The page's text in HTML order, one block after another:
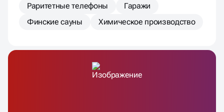
Раритетные телефоны
Гаражи
Финские сауны
Химическое производство